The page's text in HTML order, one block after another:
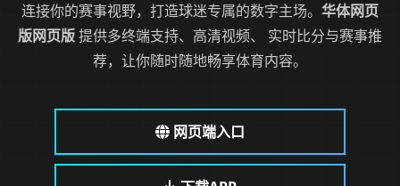
连接你的赛事视野，打造球迷专属的数字主场。 华体网页
版网页版提供多终端支持、高清视频、 实时比分与赛事推
荐，让你随时随地畅享体育内容。
网页端入口